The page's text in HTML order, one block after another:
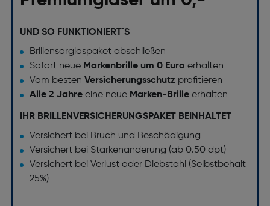
UND SO FUNKTIONIERT`S
Brillensorglospaket abschließen
Sofort neue Markenbrille um 0 Euro erhalten
Vom besten Versicherungsschutz profitieren
Alle 2 Jahreeine neue Marken-Brille erhalten
IHR BRILLENVERSICHERUNGSPAKET BEINHALTET
Versichert bei Bruch und Beschädigung
Versichert bei Stärkenänderung (ab 0.50 dpt)
Versichert bei Verlust oder Diebstahl (Selbstbehalt
25%)